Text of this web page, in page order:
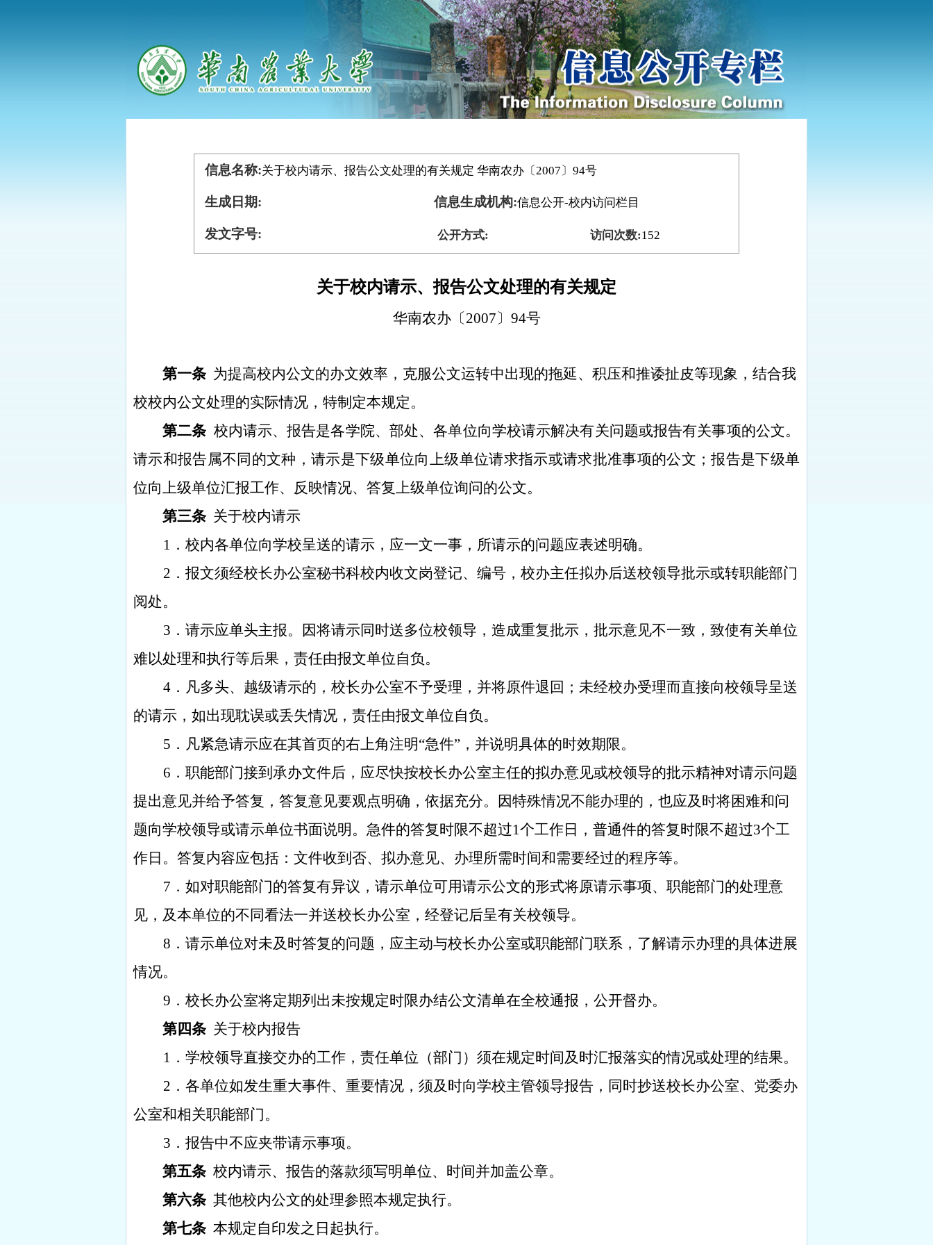
信息名称:关于校内请示、报告公文处理的有关规定 华南农办〔2007〕94号
生成日期: 信息生成机构:信息公开-校内访问栏目
发文字号: 公开方式: 访问次数:152
关于校内请示、报告公文处理的有关规定
华南农办〔2007〕 94号
第一条 为提高校内公文的办文效率，克服公文运转中出现的拖延、积压和推诿扯皮等现象，结合我
校校内公文处理的实际情况，特制定本规定。
第二条 校内请示、报告是各学院、部处、各单位向学校请示解决有关问题或报告有关事项的公文。
请示和报告属不同的文种，请示是下级单位向上级单位请求指示或请求批准事项的公文；报告是下级单
位向上级单位汇报工作、反映情况、答复上级单位询问的公文。
第三条 关于校内请示
1 ．校内各单位向学校呈送的请示，应一文一事，所请示的问题应表述明确。
2 ．报文须经校长办公室秘书科校内收文岗登记、编号，校办主任拟办后送校领导批示或转职能部门
阅处。
3 ．请示应单头主报。因将请示同时送多位校领导，造成重复批示，批示意见不一致，致使有关单位
难以处理和执行等后果，责任由报文单位自负。
4．凡多头、越级请示的，校长办公室不予受理，并将原件退回；未经校办受理而直接向校领导呈送
的请示，如出现耽误或丢失情况，责任由报文单位自负。
5 ．凡紧急请示应在其首页的右上角注明“急件”，并说明具体的时效期限。
6 ．职能部门接到承办文件后，应尽快按校长办公室主任的拟办意见或校领导的批示精神对请示问题
提出意见并给予答复，答复意见要观点明确，依据充分。因特殊情况不能办理的，也应及时将困难和问
题向学校领导或请示单位书面说明。急件的答复时限不超过1个工作日，普通件的答复时限不超过3个工
作日。答复内容应包括：文件收到否、拟办意见、办理所需时间和需要经过的程序等。
7 ．如对职能部门的答复有异议，请示单位可用请示公文的形式将原请示事项、职能部门的处理意
见，及本单位的不同看法一并送校长办公室，经登记后呈有关校领导。
8 ．请示单位对未及时答复的问题，应主动与校长办公室或职能部门联系，了解请示办理的具体进展
情况。
9 ．校长办公室将定期列出未按规定时限办结公文清单在全校通报，公开督办。
第四条 关于校内报告
1 ．学校领导直接交办的工作，责任单位（部门）须在规定时间及时汇报落实的情况或处理的结果。
2 ．各单位如发生重大事件、重要情况，须及时向学校主管领导报告，同时抄送校长办公室、党委办
公室和相关职能部门。
3 ．报告中不应夹带请示事项。
第五条 校内请示、报告的落款须写明单位、时间并加盖公章。
第六条 其他校内公文的处理参照本规定执行。
第七条 本规定自印发之日起执行。